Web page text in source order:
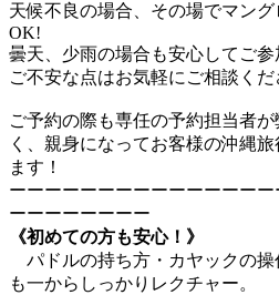
天候不良の場合、その場でマン
OK!
曇天、少雨の場合も安心してご参
ご不安な点はお気軽にご相談くだ
ご予約の際も専任の予約担当者
く、親身になってお客様の沖縄
ます！
ーーーーーーーーーーーーーー
ーーーーーーーー
《初めての方も安心！》
パドルの持ち方・カヤックの操
も一からしっかりレクチャー。